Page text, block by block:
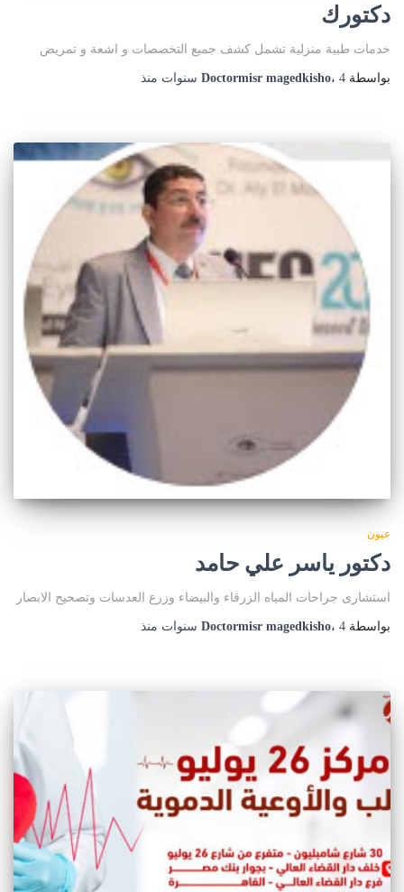
دكتورك
خدمات طبية منزلية تشمل كشف جميع التخصصات و اشعة و تمريض
بواسطة Doctormisr magedkisho، 4 سنوات منذ
عيون
دكتور ياسر علي حامد
استشارى جراحات المياه الزرقاء والبيضاء وزرع العدسات وتصحيح الابصار
بواسطة Doctormisr magedkisho، 4 سنوات منذ